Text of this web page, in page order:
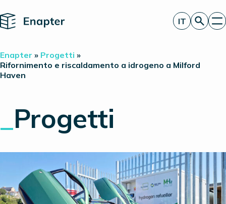
Home
Tecnologia
Prodotti
Chi siamo
Approfondimenti
Relazioni con gli investitori
IT
Enapter » Progetti »
Rifornimento e riscaldamento a idrogeno a Milford
Haven
Progetti